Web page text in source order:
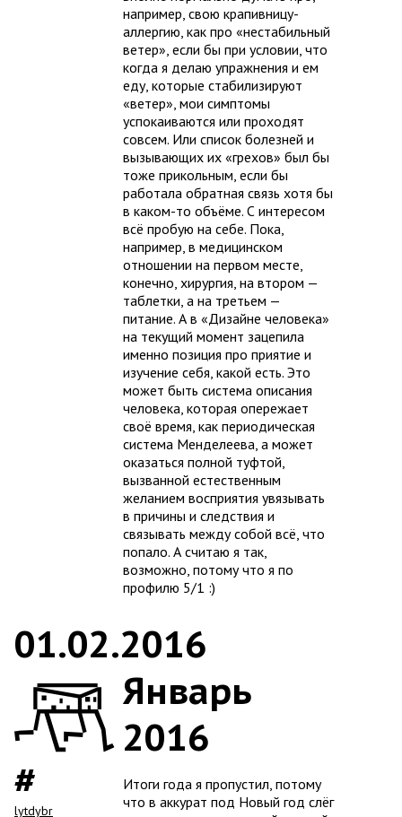
например, свою крапивницу-
аллергию, как про «нестабильный
ветер», если бы при условии, что
когда я делаю упражнения и ем
еду, которые стабилизируют
«ветер», мои симптомы
успокаиваются или проходят
совсем. Или список болезней и
вызывающих их «грехов» был бы
тоже прикольным, если бы
работала обратная связь хотя бы
в каком-то объёме. С интересом
всё пробую на себе. Пока,
например, в медицинском
отношении на первом месте,
конечно, хирургия, на втором —
таблетки, а на третьем —
питание. А в «Дизайне человека»
на текущий момент зацепила
именно позиция про приятие и
изучение себя, какой есть. Это
может быть система описания
человека, которая опережает
своё время, как периодическая
система Менделеева, а может
оказаться полной туфтой,
вызванной естественным
желанием восприятия увязывать
в причины и следствия и
связывать между собой всё, что
попало. А считаю я так,
возможно, потому что я по
профилю 5/1 :)
lytdybr
01.02.2016
Январь
2016
Итоги года я пропустил, потому
что в аккурат под Новый год слёг